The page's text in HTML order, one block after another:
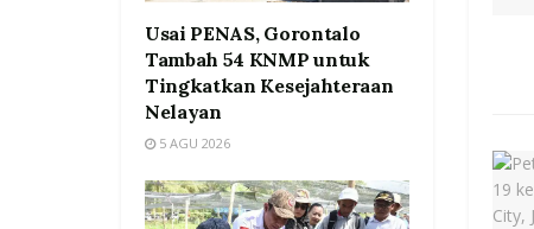
Usai PENAS, Gorontalo
Tambah 54 KNMP untuk
Tingkatkan Kesejahteraan
Nelayan
5 AGU 2026